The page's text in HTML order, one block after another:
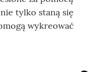
tylko staną się
wykreować